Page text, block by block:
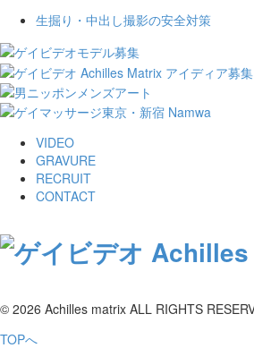
生掘り・中出し撮影の安全対策
VIDEO
GRAVURE
RECRUIT
CONTACT
© 2026 Achilles matrix ALL RIGHTS
TOPへ